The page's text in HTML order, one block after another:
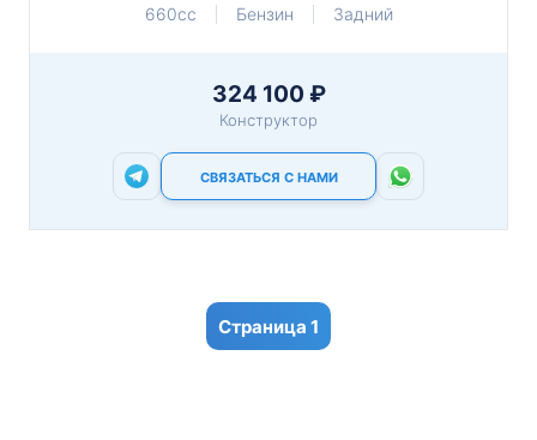
660cc
Бензин Задний
324 100 ₽
Конструктор
СВЯЗАТЬСЯ С НАМИ
1